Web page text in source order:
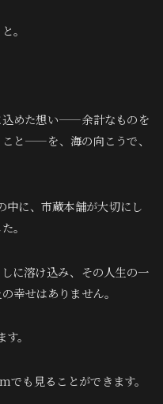
。
込めた想い——余計なものを
と——を、海の向こうで、
に、市蔵本舗が大切にし
。
に溶け込み、その人生の一
幸せはありません。
。
も見ることができます。